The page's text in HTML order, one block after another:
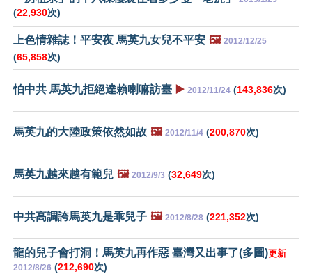
(22,930次)
上色情雜誌！平安夜 馬英九女兒不平安 🖼️ 2012/12/25
(65,858次)
怕中共 馬英九拒絕達賴喇嘛訪臺 ▶️ 2012/11/24 (143,836次)
馬英九的大陸政策依然如故 🖼️ 2012/11/4 (200,870次)
馬英九越來越有範兒 🖼️ 2012/9/3 (32,649次)
中共高調誇馬英九是乖兒子 🖼️ 2012/8/28 (221,352次)
龍的兒子會打洞！馬英九再作惡 臺灣又出事了(多圖)更新
2012/8/26 (212,690次)